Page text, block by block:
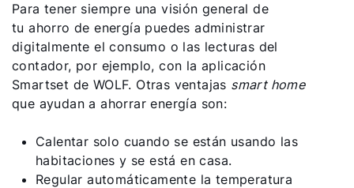
Para tener siempre una visión general de
tu ahorro de energía puedes administrar
digitalmente el consumo o las lecturas del
contador, por ejemplo, con la aplicación
Smartset de WOLF. Otras ventajas smart home
que ayudan a ahorrar energía son:
Calentar solo cuando se están usando las
habitaciones y se está en casa.
Regular automáticamente la temperatura